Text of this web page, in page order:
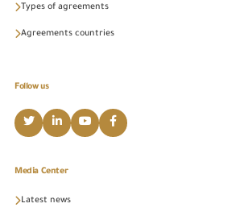
Types of agreements
Agreements countries
Follow us
Media Center
Latest news